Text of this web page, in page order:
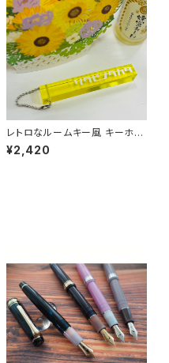
レトロなルームキー風 キーホル
ダー（イエロー）
¥2,420